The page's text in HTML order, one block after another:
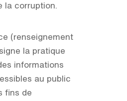
la corruption.
(renseignement
la pratique
informations
au public
fins de